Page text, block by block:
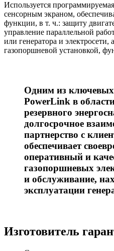
Используется
сенсорным экраном,
функции, в т. ч.: защиту
управление параллельной
или генератора и
газопоршневой установкой,
Одним из ключевых
PowerLink в
резервного
долгосрочное
партнерство с
обеспечивает
оперативный и
газопоршневых
и обслуживание,
эксплуатации
Изготовитель